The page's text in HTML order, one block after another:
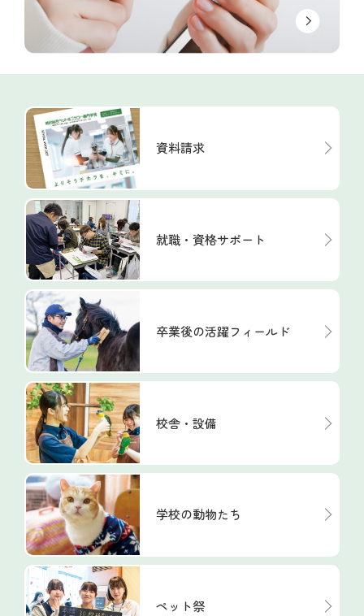
資料請求
就職・資格サポート
卒業後の活躍フィールド
校舎・設備
学校の動物たち
ペット祭